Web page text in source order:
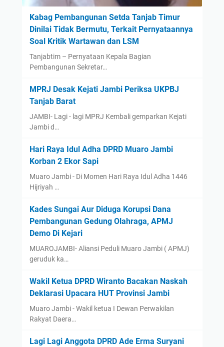
Kabag Pembangunan Setda Tanjab Timur
Dinilai Tidak Bermutu, Terkait Pernyataannya
Soal Kritik Wartawan dan LSM
Tanjabtim – Pernyataan Kepala Bagian
Pembangunan Sekretar…
MPRJ Desak Kejati Jambi Periksa UKPBJ
Tanjab Barat
JAMBI- Lagi - lagi MPRJ Kembali gemparkan Kejati
Jambi d…
Hari Raya Idul Adha DPRD Muaro Jambi
Korban 2 Ekor Sapi
Muaro Jambi - Di Momen Hari Raya Idul Adha 1446
Hijriyah …
Kades Sungai Aur Diduga Korupsi Dana
Pembangunan Gedung Olahraga, APMJ
Demo Di Kejari
MUAROJAMBI- Aliansi Peduli Muaro Jambi ( APMJ)
geruduk ka…
Wakil Ketua DPRD Wiranto Bacakan Naskah
Deklarasi Upacara HUT Provinsi Jambi
Muaro Jambi - Wakil ketua I Dewan Perwakilan
Rakyat Daera…
Lagi Lagi Anggota DPRD Ade Erma Suryani